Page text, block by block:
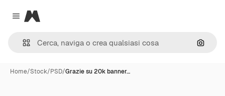
Close menu
Magnific
Cerca
Home/Stock/PSD/Grazie su 20k banner…